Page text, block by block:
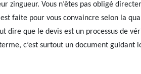
zingueur. Vous n’êtes pas obligé
faite pour vous convaincre selon la
dire que le devis est un processus de
c’est surtout un document guidant